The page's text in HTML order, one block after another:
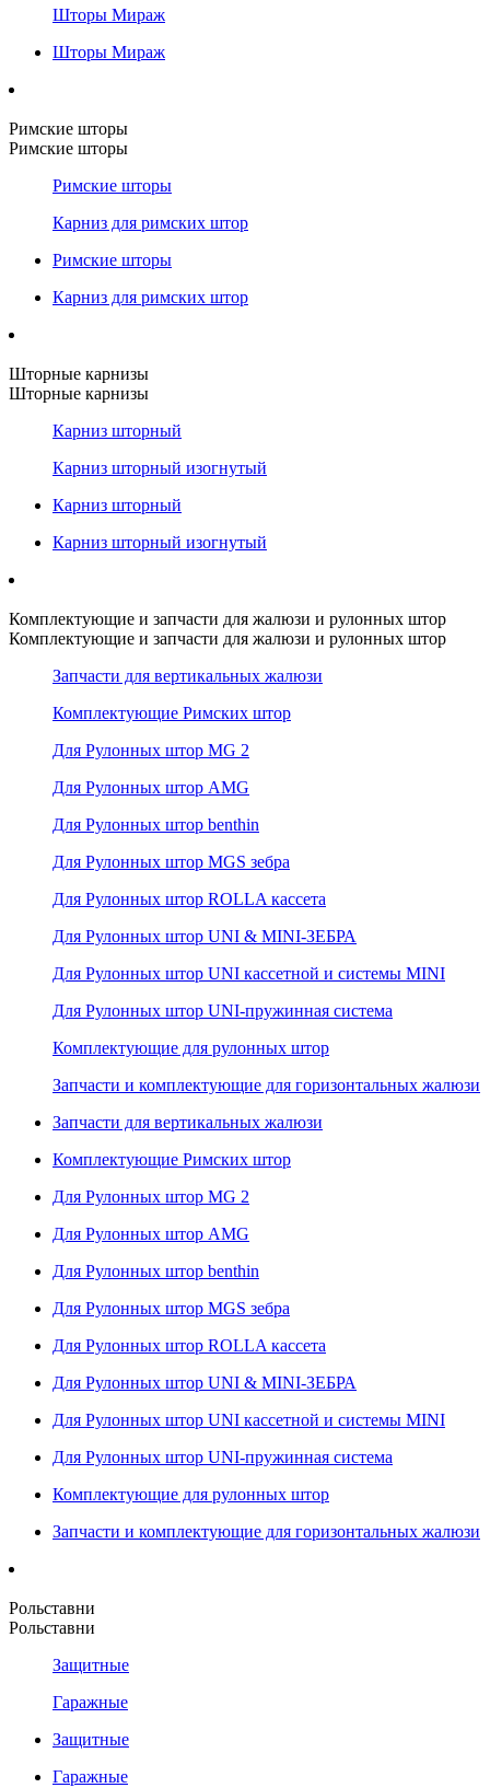
Шторы Мираж
Шторы Мираж
Римские шторы
Римские шторы
Римские шторы
Карниз для римских штор
Римские шторы
Карниз для римских штор
Шторные карнизы
Шторные карнизы
Карниз шторный
Карниз шторный изогнутый
Карниз шторный
Карниз шторный изогнутый
Комплектующие и запчасти для жалюзи и рулонных штор
Комплектующие и запчасти для жалюзи и рулонных штор
Запчасти для вертикальных жалюзи
Комплектующие Римских штор
Для Рулонных штор MG 2
Для Рулонных штор AMG
Для Рулонных штор benthin
Для Рулонных штор MGS зебра
Для Рулонных штор ROLLA кассета
Для Рулонных штор UNI & MINI-ЗЕБРА
Для Рулонных штор UNI кассетной и системы MINI
Для Рулонных штор UNI-пружинная система
Комплектующие для рулонных штор
Запчасти и комплектующие для горизонтальных жалюзи
Запчасти для вертикальных жалюзи
Комплектующие Римских штор
Для Рулонных штор MG 2
Для Рулонных штор AMG
Для Рулонных штор benthin
Для Рулонных штор MGS зебра
Для Рулонных штор ROLLA кассета
Для Рулонных штор UNI & MINI-ЗЕБРА
Для Рулонных штор UNI кассетной и системы MINI
Для Рулонных штор UNI-пружинная система
Комплектующие для рулонных штор
Запчасти и комплектующие для горизонтальных жалюзи
Рольставни
Рольставни
Защитные
Гаражные
Защитные
Гаражные